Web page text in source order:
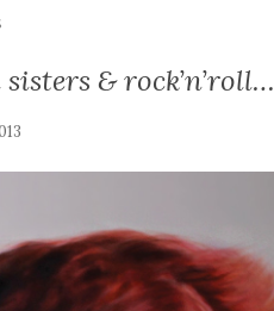
& rock’n’roll…